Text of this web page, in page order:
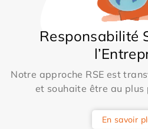
Responsabilité
Notre approche RSE est
et souhaite être au plus
En savoir